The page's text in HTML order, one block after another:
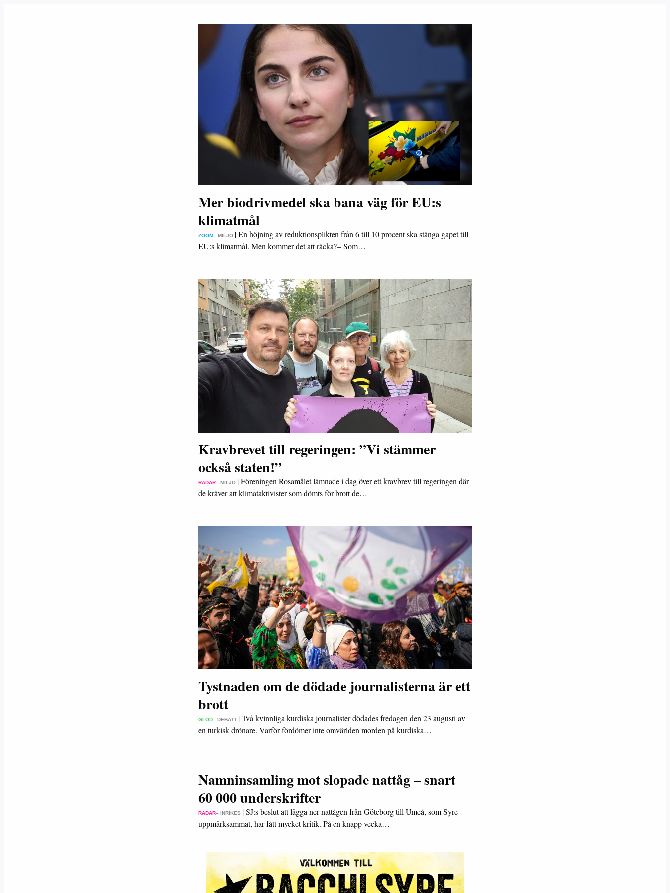
Mer biodrivmedel ska bana väg för EU:s
klimatmål
ZOOM– MILJÖ |En höjning av reduktionsplikten från 6 till 10 procent ska stänga gapet till
EU:s klimatmål. Men kommer det att räcka?– Som…
Kravbrevet till regeringen: ”Vi stämmer
också staten!”
RADAR– MILJÖ |Föreningen Rosamålet lämnade i dag över ett kravbrev till regeringen där
de kräver att klimataktivister som dömts för brott de…
Tystnaden om de dödade journalisterna är ett
brott
GLÖD– DEBATT |Två kvinnliga kurdiska journalister dödades fredagen den 23 augusti av
en turkisk drönare. Varför fördömer inte omvärlden morden på kurdiska…
Namninsamling mot slopade nattåg – snart
60 000 underskrifter
RADAR– INRIKES |SJ:s beslut att lägga ner nattågen från Göteborg till Umeå, som Syre
uppmärksammat, har fått mycket kritik. På en knapp vecka…